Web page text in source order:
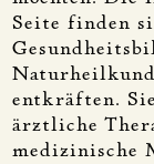
Seite finden
entkräften.
ärztliche
medizinische